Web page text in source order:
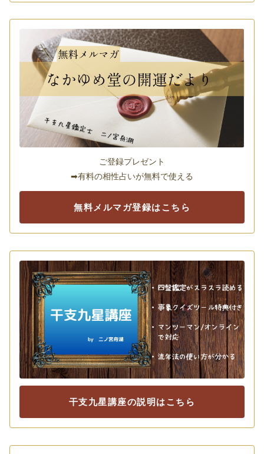
ご登録プレゼント
➡有料の相性占いが無料で使える
無料メルマガ登録はこちら
干支九星講座の説明はこちら